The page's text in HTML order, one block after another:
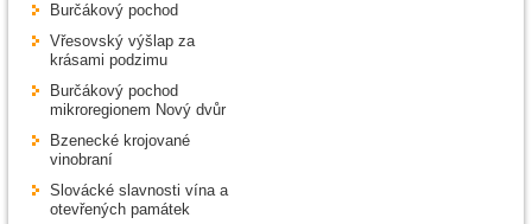
Burčákový pochod
Vřesovský výšlap za
krásami podzimu
Burčákový pochod
mikroregionem Nový dvůr
Bzenecké krojované
vinobraní
Slovácké slavnosti vína a
otevřených památek